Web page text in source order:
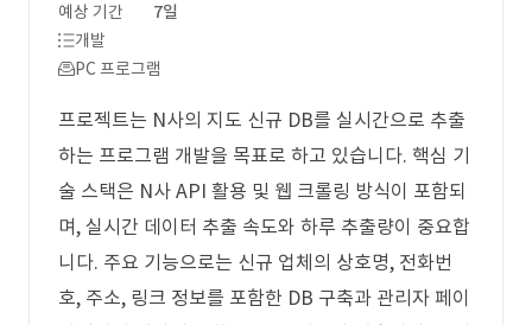
예상 기간
7일
개발
PC 프로그램
프로젝트는 N사의 지도 신규 DB를 실시간으로 추출
하는 프로그램 개발을 목표로 하고 있습니다. 핵심 기
술 스택은 N사 API 활용 및 웹 크롤링 방식이 포함되
며, 실시간 데이터 추출 속도와 하루 추출량이 중요합
니다. 주요 기능으로는 신규 업체의 상호명, 전화번
호, 주소, 링크 정보를 포함한 DB 구축과 관리자 페이